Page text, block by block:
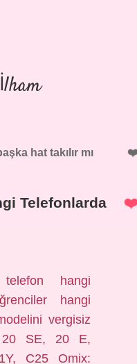
hat takılır mı
Telefonlarda
hangi
hangi
vergisiz
20 SE, 20 E,
C25 Omix: